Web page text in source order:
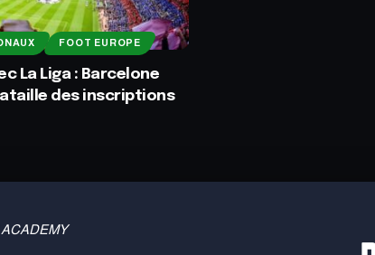
FOOT EUROPE
La Liga : Barcelone
des inscriptions
ACADEMY